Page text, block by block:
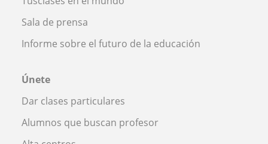
Sala de prensa
Informe sobre el futuro de la educación
Únete
Dar clases particulares
Alumnos que buscan profesor